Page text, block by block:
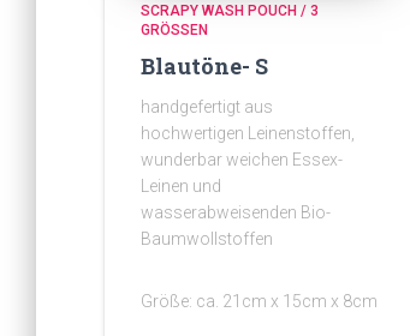
SCRAPY WASH POUCH / 3
GRÖSSEN
Blautöne- S
handgefertigt aus
hochwertigen Leinenstoffen,
wunderbar weichen Essex-
Leinen und
wasserabweisenden Bio-
Baumwollstoffen
Größe: ca. 21cm x 15cm x 8cm